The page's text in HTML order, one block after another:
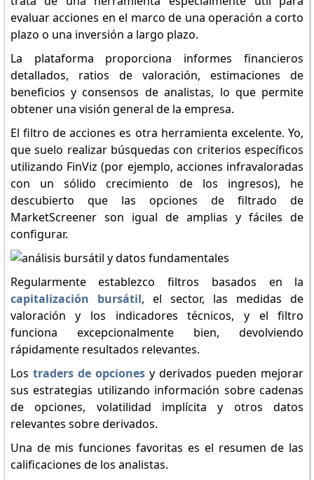
evaluar acciones en el marco de una operación a corto
plazo o una inversión a largo plazo.
La plataforma proporciona informes financieros
detallados, ratios de valoración, estimaciones de
beneficios y consensos de analistas, lo que permite
obtener una visión general de la empresa.
El filtro de acciones es otra herramienta excelente. Yo,
que suelo realizar búsquedas con criterios específicos
utilizando FinViz (por ejemplo, acciones infravaloradas
con un sólido crecimiento de los ingresos), he
descubierto que las opciones de filtrado de
MarketScreener son igual de amplias y fáciles de
configurar.
Regularmente establezco filtros basados en la
capitalización bursátil, el sector, las medidas de
valoración y los indicadores técnicos, y el filtro
funciona excepcionalmente bien, devolviendo
rápidamente resultados relevantes.
Los traders de opcionesy derivados pueden mejorar
sus estrategias utilizando información sobre cadenas
de opciones, volatilidad implícita y otros datos
relevantes sobre derivados.
Una de mis funciones favoritas es el resumen de las
calificaciones de los analistas.